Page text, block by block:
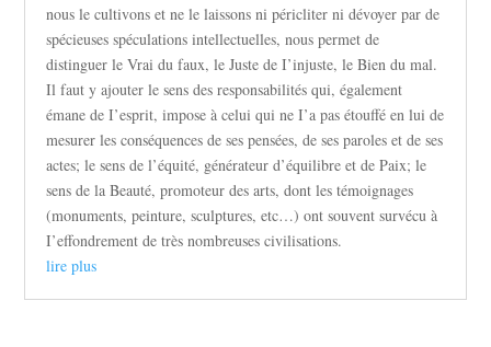
nous le cultivons et ne le laissons ni péricliter ni dévoyer par de
spécieuses spéculations intellectuelles, nous permet de
distinguer le Vrai du faux, le Juste de I’injuste, le Bien du mal.
Il faut y ajouter le sens des responsabilités qui, également
émane de I’esprit, impose à celui qui ne I’a pas étouffé en lui de
mesurer les conséquences de ses pensées, de ses paroles et de ses
actes; le sens de l’équité, générateur d’équilibre et de Paix; le
sens de la Beauté, promoteur des arts, dont les témoignages
(monuments, peinture, sculptures, etc…) ont souvent survécu à
I’effondrement de très nombreuses civilisations.
lire plus